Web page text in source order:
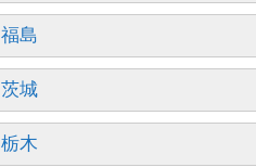
福島
茨城
栃木